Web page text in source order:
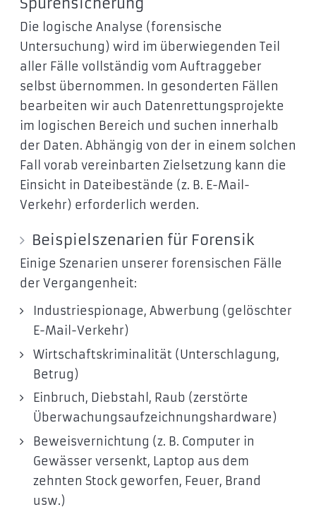
Die logische Analyse (forensische
Untersuchung) wird im überwiegenden Teil
aller Fälle vollständig vom Auftraggeber
selbst übernommen. In gesonderten Fällen
bearbeiten wir auch Datenrettungsprojekte
im logischen Bereich und suchen innerhalb
der Daten. Abhängig von der in einem solchen
Fall vorab vereinbarten Zielsetzung kann die
Einsicht in Dateibestände (z. B. E-Mail-
Verkehr) erforderlich werden.
Beispielszenarien für Forensik
Einige Szenarien unserer forensischen Fälle
der Vergangenheit:
Industriespionage, Abwerbung (gelöschter
E-Mail-Verkehr)
Wirtschaftskriminalität (Unterschlagung,
Betrug)
Einbruch, Diebstahl, Raub (zerstörte
Überwachungsaufzeichnungshardware)
Beweisvernichtung (z. B. Computer in
Gewässer versenkt, Laptop aus dem
zehnten Stock geworfen, Feuer, Brand
usw.)